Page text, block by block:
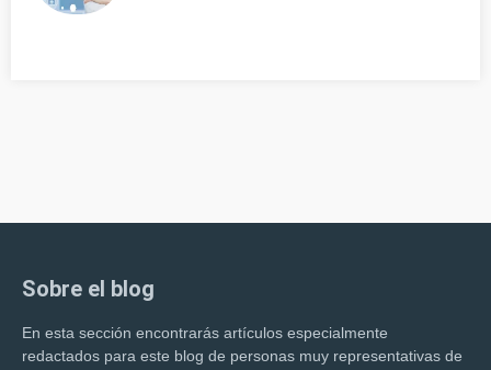
Sobre el blog
En esta sección encontrarás artículos especialmente
redactados para este blog de personas muy representativas de